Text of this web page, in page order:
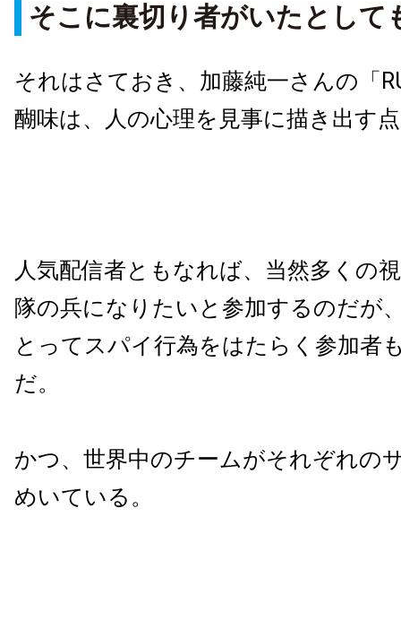
そこに裏切り者がいたとして
それはさておき、加藤純一さんの「
醐味は、人の心理を見事に描き出す
人気配信者ともなれば、当然多くの
隊の兵になりたいと参加するのだが
とってスパイ行為をはたらく参加者
だ。
かつ、世界中のチームがそれぞれの
めいている。